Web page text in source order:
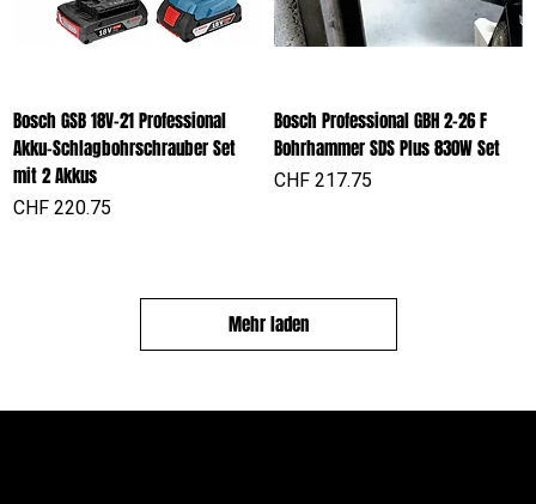
Bosch GSB 18V-21 Professional
Akku-Schlagbohrschrauber Set
mit 2 Akkus
Preis
CHF 220.75
Bosch Professional GBH 2-26 F
Bohrhammer SDS Plus 830W Set
Preis
CHF 217.75
Mehr laden